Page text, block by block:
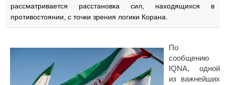
рассматривается расстановка сил, находящихся в
противостоянии, с точки зрения логики Корана.
По
сообщению
IQNA, одной
из важнейших